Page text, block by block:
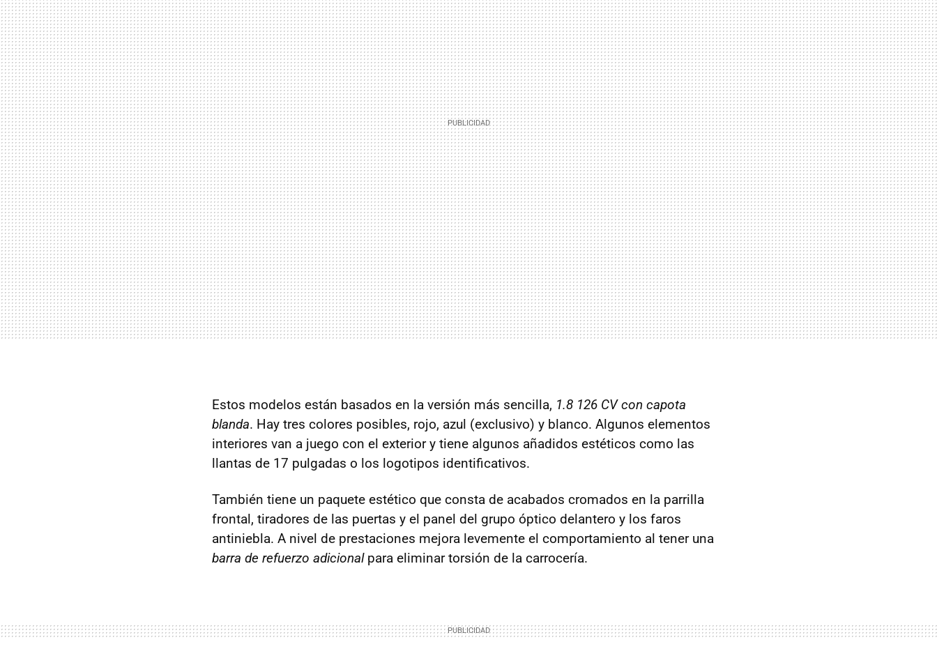
Estos modelos están basados en la versión más sencilla, 1.8 126 CV con capota
blanda. Hay tres colores posibles, rojo, azul (exclusivo) y blanco. Algunos elementos
interiores van a juego con el exterior y tiene algunos añadidos estéticos como las
llantas de 17 pulgadas o los logotipos identificativos.
También tiene un paquete estético que consta de acabados cromados en la parrilla
frontal, tiradores de las puertas y el panel del grupo óptico delantero y los faros
antiniebla. A nivel de prestaciones mejora levemente el comportamiento al tener una
barra de refuerzo adicionalpara eliminar torsión de la carrocería.